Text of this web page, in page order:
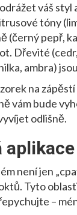
váš
tóny
(černý pepř,
Dřevité
ambra)
na
vám bude
odlišně.
není jen
Tyto
–